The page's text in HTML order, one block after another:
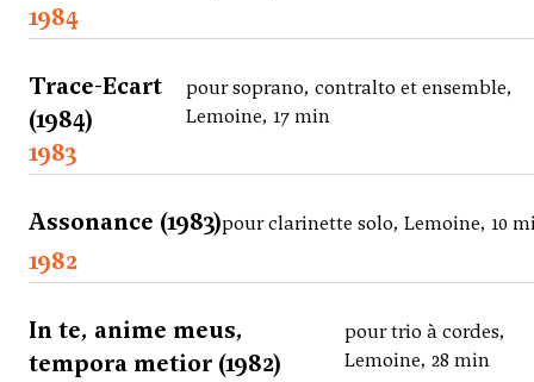
1984
Trace-Ecart
(1984)
pour soprano, contralto et ensemble,
Lemoine, 17 min
1983
Assonance (1983)pour clarinette solo, Lemoine, 10
1982
In te, anime meus,
tempora metior (1982)
pour trio à cordes,
Lemoine, 28 min